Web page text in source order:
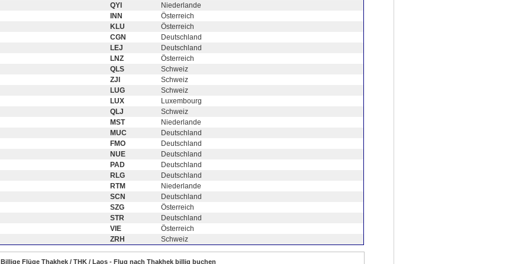
QYI
Niederlande
INN
Österreich
KLU
Österreich
CGN
Deutschland
LEJ
Deutschland
LNZ
Österreich
QLS
Schweiz
ZJI
Schweiz
LUG
Schweiz
LUX
Luxembourg
QLJ
Schweiz
MST
Niederlande
MUC
Deutschland
FMO
Deutschland
NUE
Deutschland
PAD
Deutschland
RLG
Deutschland
RTM
Niederlande
SCN
Deutschland
SZG
Österreich
STR
Deutschland
VIE
Österreich
ZRH Schweiz
Billige Flüge Thakhek / THK / Laos - Flug nach Thakhek billig buchen